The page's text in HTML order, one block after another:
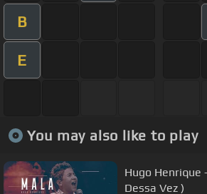
B
E
You may also like to play
Hugo Henrique
Dessa Vez )